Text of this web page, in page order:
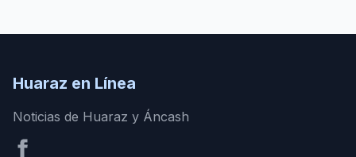
Huaraz en Línea
Noticias de Huaraz y Áncash